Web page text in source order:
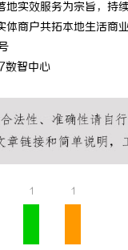
实效服务为宗旨，
商户共拓本地生活商
智中心
1 1